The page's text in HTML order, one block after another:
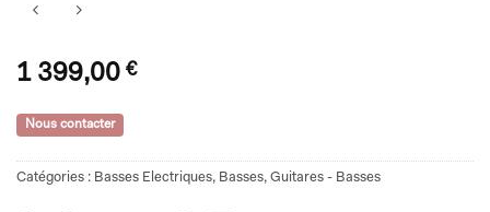
1 399,00 €
Nous contacter
Catégories : Basses Electriques, Basses, Guitares - Basses